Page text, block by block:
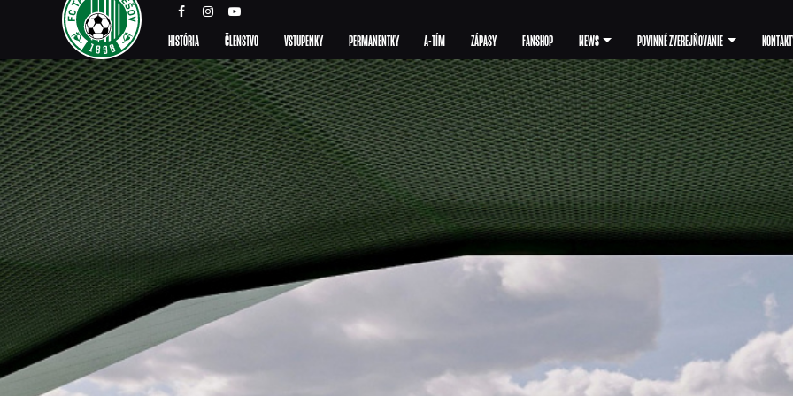
HISTÓRIA ČLENSTVO VSTUPENKY PERMANENTKY A-TÍM ZÁPASY FANSHOP NEWS POVINNÉ ZVEREJŇOVANIE